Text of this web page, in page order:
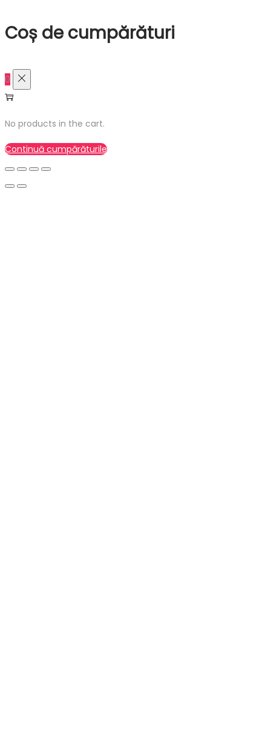
Coș de cumpărături
0
No products in the cart.
Continuă cumpărăturile